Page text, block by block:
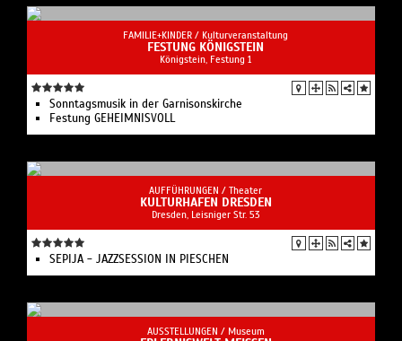
FAMILIE+KINDER / Kulturveranstaltung
FESTUNG KÖNIGSTEIN
Königstein, Festung 1
Sonntagsmusik in der Garnisonskirche
Festung GEHEIMNISVOLL
AUFFÜHRUNGEN / Theater
KULTURHAFEN DRESDEN
Dresden, Leisniger Str. 53
SEPIJA - JAZZSESSION IN PIESCHEN
AUSSTELLUNGEN / Museum